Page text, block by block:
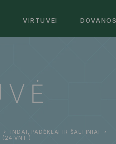
VIRTUVEI DOVANOS
INDAI, PADĖKLAI IR ŠALTINIAI
(24 VNT.)